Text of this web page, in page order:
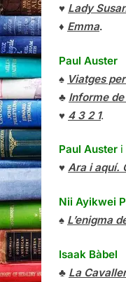
♥ Lady
♦ Emma.
Paul Auster
♠ Viatges
♣ Informe de
♥ 4 3 2 1.
Paul Auster i
♥ Ara i aquí.
Nii Ayikwei
♠ L’enigma
Isaak Bàbel
♣ La